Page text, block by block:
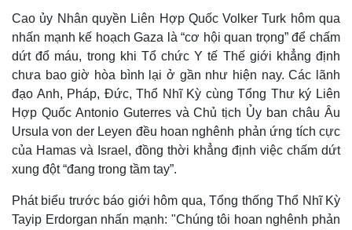
Cao ủy Nhân quyền Liên Hợp Quốc Volker Turk hôm qua
nhấn mạnh kế hoạch Gaza là “cơ hội quan trọng” để chấm
dứt đổ máu, trong khi Tổ chức Y tế Thế giới khẳng định
chưa bao giờ hòa bình lại ở gần như hiện nay. Các lãnh
đạo Anh, Pháp, Đức, Thổ Nhĩ Kỳ cùng Tổng Thư ký Liên
Hợp Quốc Antonio Guterres và Chủ tịch Ủy ban châu Âu
Ursula von der Leyen đều hoan nghênh phản ứng tích cực
của Hamas và Israel, đồng thời khẳng định việc chấm dứt
xung đột “đang trong tầm tay”.
Phát biểu trước báo giới hôm qua, Tổng thống Thổ Nhĩ Kỳ
Tayip Erdorgan nhấn mạnh: "Chúng tôi hoan nghênh phản